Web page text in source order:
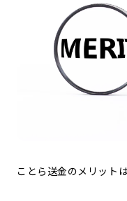
ことら送金のメリット